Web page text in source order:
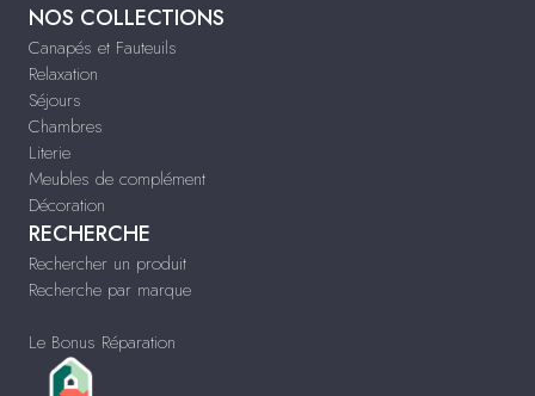
NOS COLLECTIONS
Canapés et Fauteuils
Relaxation
Séjours
Chambres
Literie
Meubles de complément
Décoration
RECHERCHE
Rechercher un produit
Recherche par marque
Le Bonus Réparation